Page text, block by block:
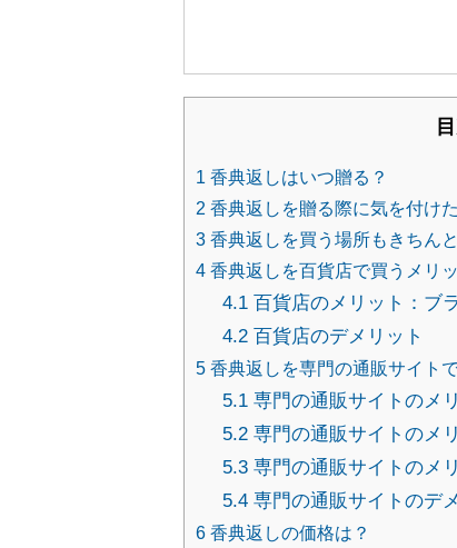
1 香典返しはいつ贈る？
2 香典返しを贈る際に気を付け
3 香典返しを買う場所もきちん
4 香典返しを百貨店で買うメリ
4.1百貨店のメリット：ブ
4.2百貨店のデメリット
5 香典返しを専門の通販サイト
5.1専門の通販サイトのメ
5.2専門の通販サイトのメ
5.3専門の通販サイトのメ
5.4専門の通販サイトのデ
6 香典返しの価格は？